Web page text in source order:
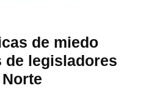
de miedo
de legisladores